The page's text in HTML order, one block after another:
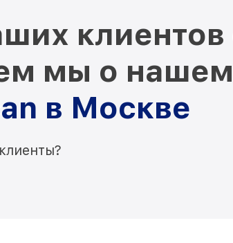
клиентов
мы о
в Москве